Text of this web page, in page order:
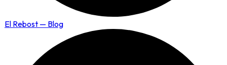
El Rebost — Blog